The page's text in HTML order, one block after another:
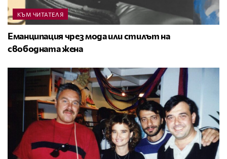
КЪМ ЧИТАТЕЛЯ
Еманципация чрез мода или стилът на
свободната жена